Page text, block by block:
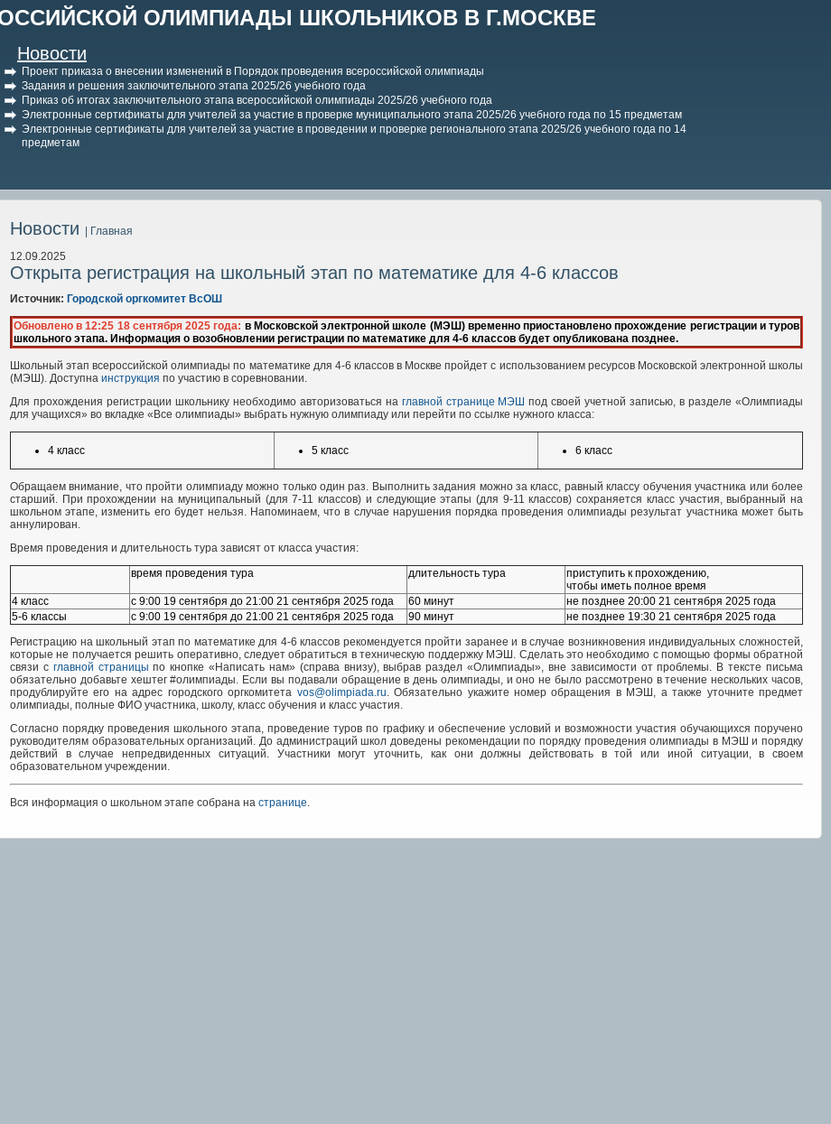
ОЛИМПИАДЫ ШКОЛЬНИКОВ В Г.МОСКВЕ
Новости
Проект приказа о внесении изменений в Порядок проведения всероссийской олимпиады
Задания и решения заключительного этапа 2025/26 учебного года
Приказ об итогах заключительного этапа всероссийской олимпиады 2025/26 учебного года
Электронные сертификаты для учителей за участие в проверке муниципального этапа 2025/26 учебного года по 15 предметам
Электронные сертификаты для учителей за участие в проведении и проверке регионального этапа 2025/26 учебного года по 14
предметам
Новости
| Главная
12.09.2025
Открыта регистрация на школьный этап по математике для 4-6 классов
Источник: Городской оргкомитет ВсОШ
Обновлено в 12:25 18 сентября 2025 года: в Московской электронной школе (МЭШ) временно приостановлено прохождение регистрации и туров
школьного этапа. Информация о возобновлении регистрации по математике для 4-6 классов будет опубликована позднее.
Школьный этап всероссийской олимпиады по математике для 4-6 классов в Москве пройдет с использованием ресурсов Московской электронной школы
(МЭШ). Доступна инструкция по участию в соревновании.
Для прохождения регистрации школьнику необходимо авторизоваться на главной странице МЭШ под своей учетной записью, в разделе «Олимпиады
для учащихся» во вкладке «Все олимпиады» выбрать нужную олимпиаду или перейти по ссылке нужного класса:
4 класс 5 класс 6 класс
Обращаем внимание, что пройти олимпиаду можно только один раз. Выполнить задания можно за класс, равный классу обучения участника или более
старший. При прохождении на муниципальный (для 7-11 классов) и следующие этапы (для 9-11 классов) сохраняется класс участия, выбранный на
школьном этапе, изменить его будет нельзя. Напоминаем, что в случае нарушения порядка проведения олимпиады результат участника может быть
аннулирован.
Время проведения и длительность тура зависят от класса участия:
время проведения тура
длительность тура
приступить к прохождению,
чтобы иметь полное время
4 класс
с 9:00 19 сентября до 21:00 21 сентября 2025 года 60 минут
не позднее 20:00 21 сентября 2025 года
5-6 классы
с 9:00 19 сентября до 21:00 21 сентября 2025 года 90 минут
не позднее 19:30 21 сентября 2025 года
Регистрацию на школьный этап по математике для 4-6 классов рекомендуется пройти заранее и в случае возникновения индивидуальных сложностей,
которые не получается решить оперативно, следует обратиться в техническую поддержку МЭШ. Сделать это необходимо с помощью формы обратной
связи с главной страницы по кнопке «Написать нам» (справа внизу), выбрав раздел «Олимпиады», вне зависимости от проблемы. В тексте письма
обязательно добавьте хештег #олимпиады. Если вы подавали обращение в день олимпиады, и оно не было рассмотрено в течение нескольких часов,
продублируйте его на адрес городского оргкомитета vos@olimpiada.ru. Обязательно укажите номер обращения в МЭШ, а также уточните предмет
олимпиады, полные ФИО участника, школу, класс обучения и класс участия.
Согласно порядку проведения школьного этапа, проведение туров по графику и обеспечение условий и возможности участия обучающихся поручено
руководителям образовательных организаций. До администраций школ доведены рекомендации по порядку проведения олимпиады в МЭШ и порядку
действий в случае непредвиденных ситуаций. Участники могут уточнить, как они должны действовать в той или иной ситуации, в своем
образовательном учреждении.
Вся информация о школьном этапе собрана на странице.